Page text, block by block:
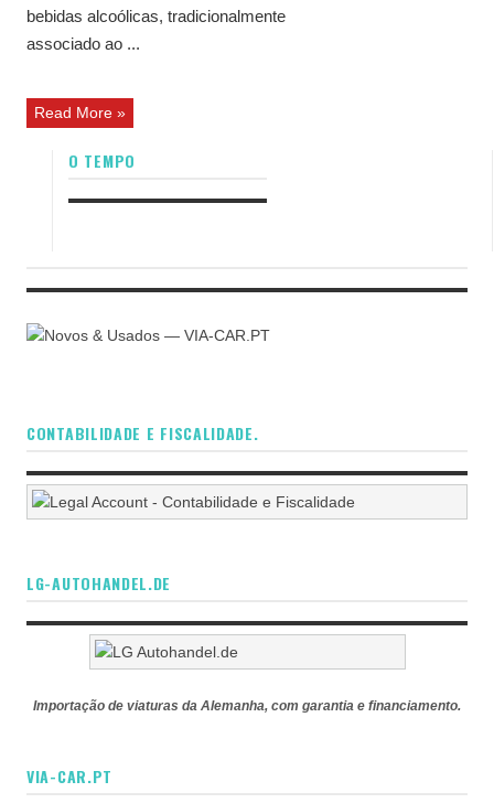
bebidas alcoólicas, tradicionalmente
associado ao ...
Read More »
O TEMPO
CONTABILIDADE E FISCALIDADE.
LG-AUTOHANDEL.DE
Importação de viaturas da Alemanha, com garantia e financiamento.
VIA-CAR.PT